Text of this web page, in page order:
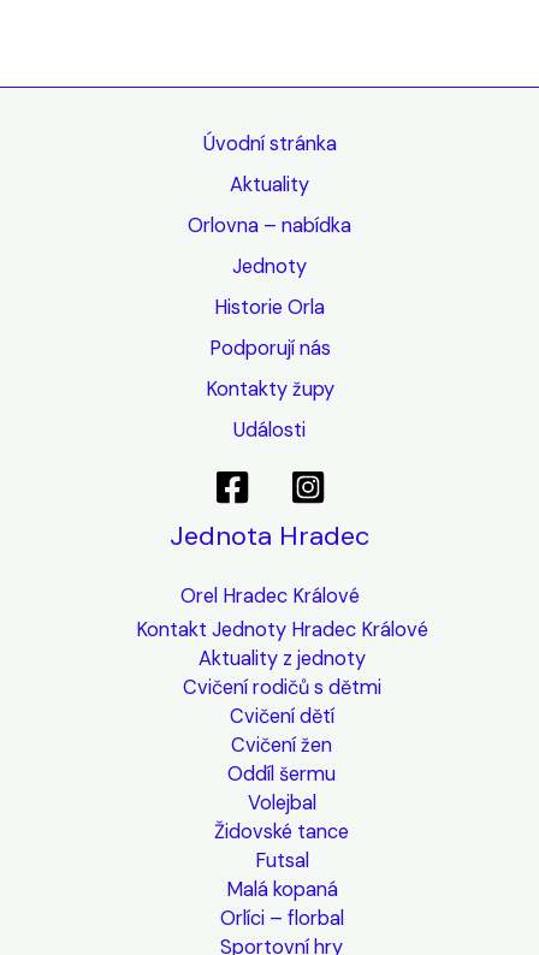
Úvodní stránka
Aktuality
Orlovna – nabídka
Jednoty
Historie Orla
Podporují nás
Kontakty župy
Události
Jednota Hradec
Orel Hradec Králové
Kontakt Jednoty Hradec Králové
Aktuality z jednoty
Cvičení rodičů s dětmi
Cvičení dětí
Cvičení žen
Oddíl šermu
Volejbal
Židovské tance
Futsal
Malá kopaná
Orlíci – florbal
Sportovní hry